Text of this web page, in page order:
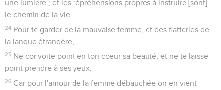
une lumière ; et les répréhensions propres à instruire [sont]
le chemin de la vie.
24 Pour te garder de la mauvaise femme, et des flatteries de
la langue étrangère,
25 Ne convoite point en ton coeur sa beauté, et ne te laisse
point prendre à ses yeux.
26 Car pour l'amour de la femme débauchée on en vient